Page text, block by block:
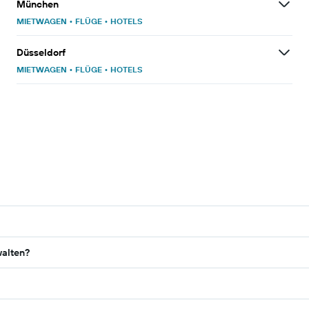
München
MIETWAGEN • FLÜGE • HOTELS
Düsseldorf
MIETWAGEN • FLÜGE • HOTELS